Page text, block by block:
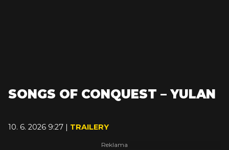
SONGS OF CONQUEST – YULAN
10. 6. 2026 9:27 | TRAILERY